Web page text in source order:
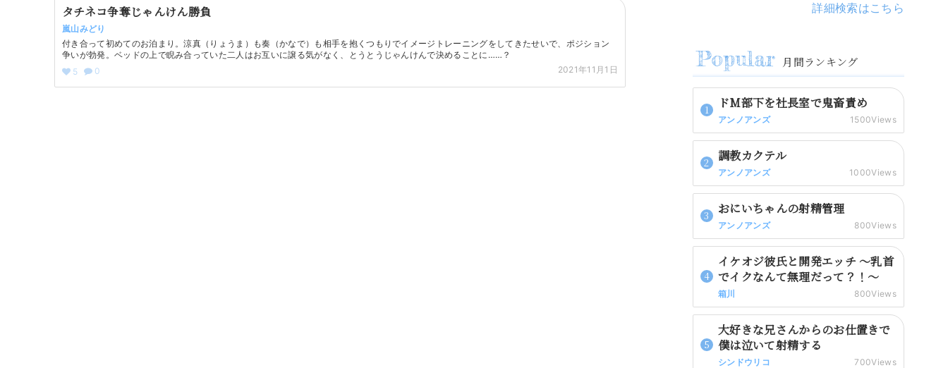
タチネコ争奪じゃんけん勝負
嵐山みどり
付き合って初めてのお泊まり。涼真（りょうま）も奏（かなで）も相手を抱くつもりでイメージトレーニングをしてきたせいで、ポジション
争いが勃発。ベッドの上で睨み合っていた二人はお互いに譲る気がなく、とうとうじゃんけんで決めることに……？
5
0 2021年11月1日
詳細検索はこちら
月間ランキング
ドM部下を社長室で鬼畜責め
アンノアンズ 1500Views
調教カクテル
アンノアンズ 1000Views
おにいちゃんの射精管理
アンノアンズ 800Views
イケオジ彼氏と開発エッチ 〜乳首
でイクなんて無理だって？！〜
箱川 800Views
大好きな兄さんからのお仕置きで
僕は泣いて射精する
シンドウリコ 700Views